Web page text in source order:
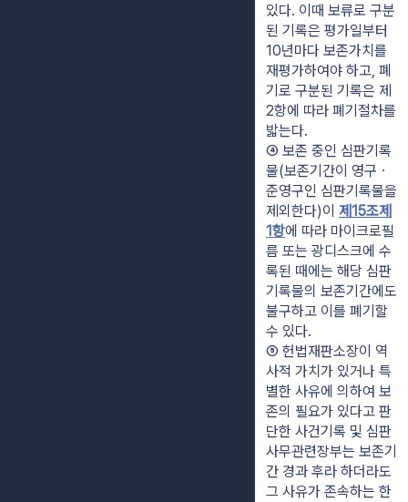
있다. 이때 보류로 구분
된 기록은 평가일부터
10년마다 보존가치를
재평가하여야 하고, 폐
기로 구분된 기록은 제
2항에 따라 폐기절차를
밟는다.
④ 보존 중인 심판기록
물(보존기간이 영구ㆍ
준영구인 심판기록물을
제외한다)이 제15조제
1항에 따라 마이크로필
름 또는 광디스크에 수
록된 때에는 해당 심판
기록물의 보존기간에도
불구하고 이를 폐기할
수 있다.
⑤ 헌법재판소장이 역
사적 가치가 있거나 특
별한 사유에 의하여 보
존의 필요가 있다고 판
단한 사건기록 및 심판
사무관련장부는 보존기
간 경과 후라 하더라도
그 사유가 존속하는 한